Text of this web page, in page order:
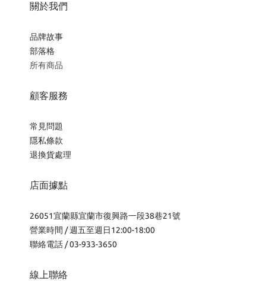
關於我們
品牌故事
部落格
所有商品
顧客服務
常見問題
隱私條款
退換貨處理
店面據點
26051宜蘭縣宜蘭市復興路一段38巷21號
營業時間 / 週五至週日12:00-18:00
聯絡電話 / 03-933-3650
線上聯絡